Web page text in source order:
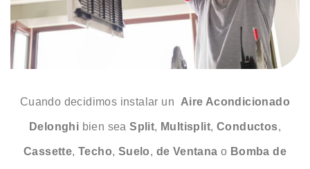
Cuando decidimos instalar un Aire Acondicionado
Delonghi bien sea Split, Multisplit, Conductos,
Cassette, Techo, Suelo, de Ventana o Bomba de